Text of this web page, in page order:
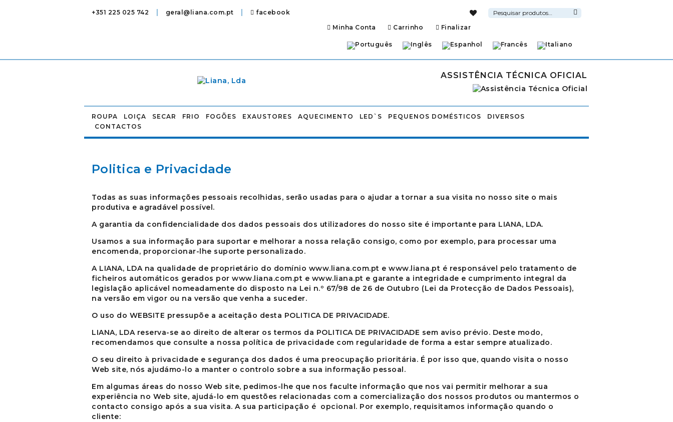
+351 225 025 742 | geral@liana.com.pt | facebook
Pesquisar
por:
Minha Conta Carrinho Finalizar
ASSISTÊNCIA TÉCNICA OFICIAL
ROUPA LOIÇA SECAR FRIO FOGÕES EXAUSTORES AQUECIMENTO LED`S PEQUENOS DOMÉSTICOS
DIVERSOS
CONTACTOS
Politica e Privacidade
Todas as suas informações pessoais recolhidas, serão usadas para o ajudar a tornar a sua visita no nosso site o mais
produtiva e agradável possível.
A garantia da confidencialidade dos dados pessoais dos utilizadores do nosso site é importante para LIANA, LDA.
Usamos a sua informação para suportar e melhorar a nossa relação consigo, como por exemplo, para processar uma
encomenda, proporcionar-lhe suporte personalizado.
A LIANA, LDAna qualidade de proprietário do domínio www.liana.com.pt e www.liana.pt é responsável pelo tratamento de
ficheiros automáticos gerados por www.liana.com.pt e www.liana.pt e garante a integridade e cumprimento integral da
legislação aplicável nomeadamente do disposto na Lei n.º 67/98 de 26 de Outubro (Lei da Protecção de Dados Pessoais),
na versão em vigor ou na versão que venha a suceder.
O uso do WEBSITE pressupõe a aceitação desta POLITICA DE PRIVACIDADE.
LIANA, LDAreserva-se ao direito de alterar os termos da POLITICA DE PRIVACIDADE sem aviso prévio. Deste modo,
recomendamos que consulte a nossa política de privacidade com regularidade de forma a estar sempre atualizado.
O seu direito à privacidade e segurança dos dados é uma preocupação prioritária. É por isso que, quando visita o nosso
Web site, nós ajudámo-lo a manter o controlo sobre a sua informação pessoal.
Em algumas áreas do nosso Web site, pedimos-lhe que nos faculte informação que nos vai permitir melhorar a sua
experiência no Web site, ajudá-lo em questões relacionadas com a comercialização dos nossos produtos ou mantermos o
contacto consigo após a sua visita. A sua participação é opcional. Por exemplo, requisitamos informação quando o
cliente: